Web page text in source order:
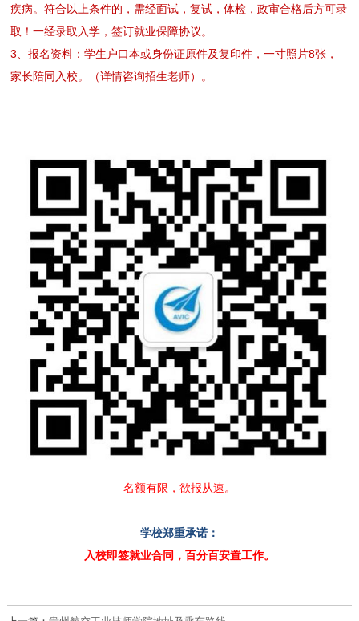
疾病。符合以上条件的，需经面试，复试，体检，政审合格后方可录
取！一经录取入学，签订就业保障协议。
3、报名资料：学生户口本或身份证原件及复印件，一寸照片8张，
家长陪同入校。（详情咨询招生老师）。
名额有限，欲报从速。
学校郑重承诺：
入校即签就业合同，百分百安置工作。